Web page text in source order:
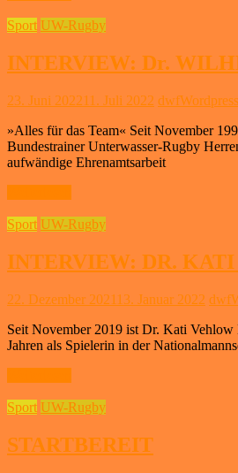
Sport UW-Rugby
INTERVIEW: Dr.
23. Juni 202211. Juli 2022 dwfWordpress
»Alles für das Team« Seit November
Bundestrainer Unterwasser-Rugby
aufwändige Ehrenamtsarbeit
Sport UW-Rugby
INTERVIEW: DR.
22. Dezember 2021 13. Januar 2022
Seit November 2019 ist Dr. Kati Vehlow
Jahren als Spielerin in der
Sport UW-Rugby
STARTBEREIT